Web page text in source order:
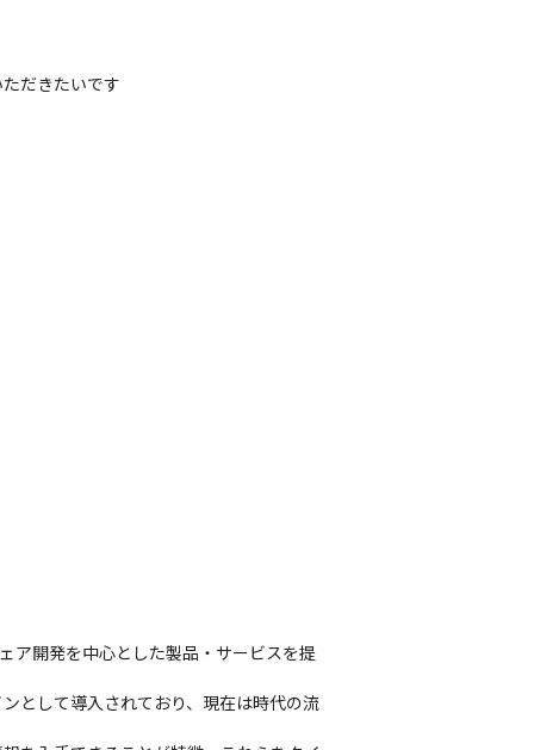
だきたいです
ア開発を中心とした製品・サービスを提
として導入されており、現在は時代の流